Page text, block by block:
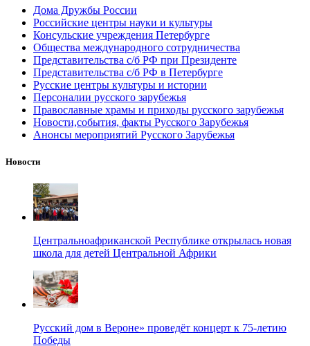
Дома Дружбы России
Российские центры науки и культуры
Консульские учреждения Петербурге
Общества международного сотрудничества
Представительства с/б РФ при Президенте
Представительства с/б РФ в Петербурге
Русские центры культуры и истории
Персоналии русского зарубежья
Православные храмы и приходы русского зарубежья
Новости,события, факты Русского Зарубежья
Анонсы мероприятий Русского Зарубежья
Новости
Центральноафриканской Республике открылась новая
школа для детей Центральной Африки
Русский дом в Вероне» проведёт концерт к 75-летию
Победы